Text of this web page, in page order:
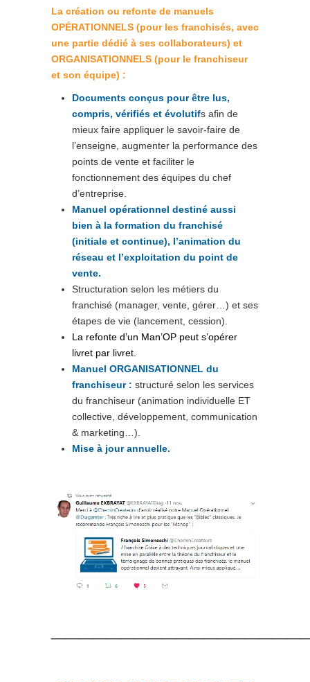
La création ou refonte de manuels
OPÉRATIONNELS (pour les franchisés, avec
une partie dédié à ses collaborateurs) et
ORGANISATIONNELS (pour le franchiseur
et son équipe) :
Documents conçus pour être lus,
compris, vérifiés et évolutifs afin de
mieux faire appliquer le savoir-faire de
l’enseigne, augmenter la performance des
points de vente et faciliter le
fonctionnement des équipes du chef
d’entreprise.
Manuel opérationnel destiné aussi
bien à la formation du franchisé
(initiale et continue), l’animation du
réseau et l’exploitation du point de
vente.
Structuration selon les métiers du
franchisé (manager, vente, gérer…) et ses
étapes de vie (lancement, cession).
La refonte d’un Man’OP peut s’opérer
livret par livret.
Manuel ORGANISATIONNEL du
franchiseur : structuré selon les services
du franchiseur (animation individuelle ET
collective, développement, communication
& marketing…).
Mise à jour annuelle.